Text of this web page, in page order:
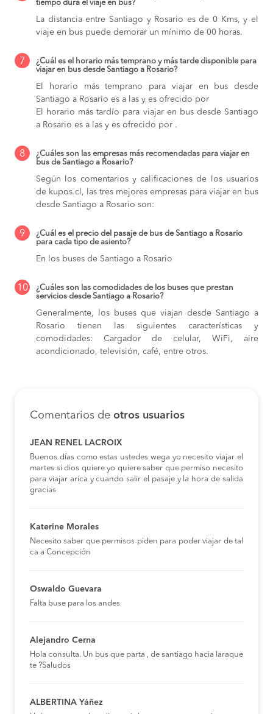
tiempo dura el viaje en bus?
La distancia entre Santiago y Rosario es de 0 Kms, y el
viaje en bus puede demorar un mínimo de 00 horas.
7
¿Cuál es el horario más temprano y más tarde disponible para
viajar en bus desde Santiago a Rosario?
El horario más temprano para viajar en bus desde
Santiago a Rosario es a las y es ofrecido por
El horario más tardío para viajar en bus desde Santiago
a Rosario es a las y es ofrecido por .
8
¿Cuáles son las empresas más recomendadas para viajar en
bus de Santiago a Rosario?
Según los comentarios y calificaciones de los usuarios
de kupos.cl, las tres mejores empresas para viajar en bus
desde Santiago a Rosario son:
9
¿Cuál es el precio del pasaje de bus de Santiago a Rosario
para cada tipo de asiento?
En los buses de Santiago a Rosario
10
¿Cuáles son las comodidades de los buses que prestan
servicios desde Santiago a Rosario?
Generalmente, los buses que viajan desde Santiago a
Rosario tienen las siguientes características y
comodidades: Cargador de celular, WiFi, aire
acondicionado, televisión, café, entre otros.
Comentarios de otros usuarios
JEAN RENEL LACROIX
Buenos días como estas ustedes wega yo necesito viajar el
martes si dios quiere yo quiere saber que permiso necesito
para viajar arica y cuando salir el pasaje y la hora de salida
gracias
Katerine Morales
Necesito saber que permisos piden para poder viajar de tal
ca a Concepción
Oswaldo Guevara
Falta buse para los andes
Alejandro Cerna
Hola consulta. Un bus que parta , de santiago hacia laraque
te ?Saludos
ALBERTINA Yáñez